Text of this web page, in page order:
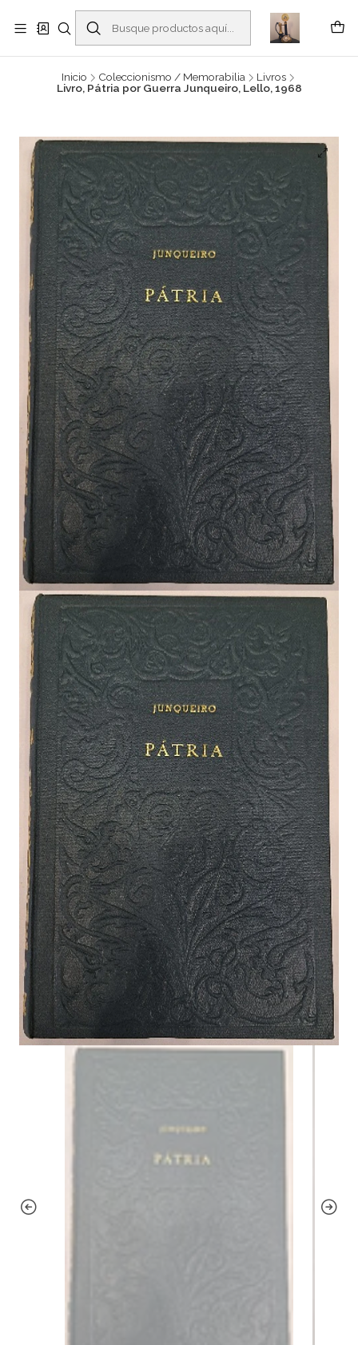
Buscantiguidades - Leilões. Colecionismo e antiguidades em Viana do
Castelo -
Leer más
Inicio Coleccionismo / Memorabilia
Livros
Livro, Pátria por Guerra Junqueiro, Lello, 1968